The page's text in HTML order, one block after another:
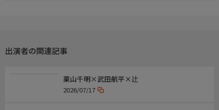
【主題歌】
出演者の関連記事
栗山千明×武田航平×辻
2026/07/17